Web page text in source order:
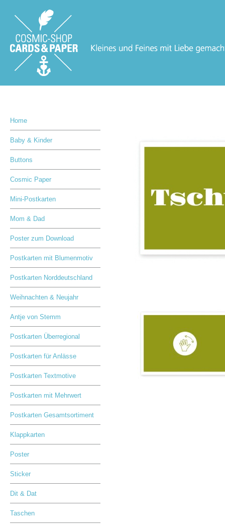
Home
Baby & Kinder
Buttons
Cosmic Paper
Mini-Postkarten
Mom & Dad
Poster zum Download
Postkarten mit Blumenmotiv
Postkarten Norddeutschland
Weihnachten & Neujahr
Antje von Stemm
Postkarten Überregional
Postkarten für Anlässe
Postkarten Textmotive
Postkarten mit Mehrwert
Postkarten Gesamtsortiment
Klappkarten
Poster
Sticker
Dit & Dat
Taschen